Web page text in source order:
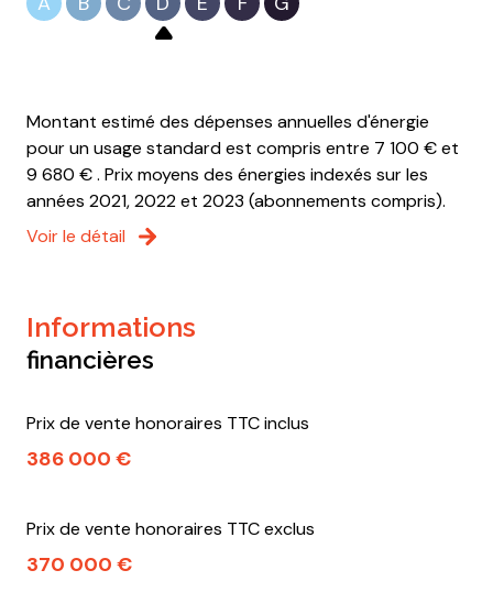
Montant estimé des dépenses annuelles d'énergie
pour un usage standard est compris entre 7 100 € et
9 680 € . Prix moyens des énergies indexés sur les
années 2021, 2022 et 2023 (abonnements compris).
Voir le détail
informations
financières
Prix de vente honoraires TTC inclus
386 000 €
Prix de vente honoraires TTC exclus
370 000 €